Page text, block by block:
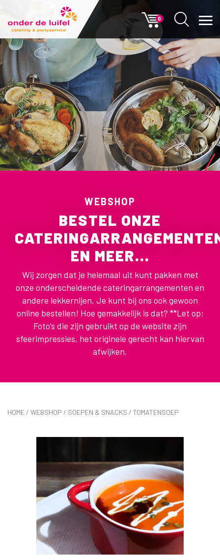
0
WEBSHOP
BESTEL ONZE
EN MEER...
Wij zorgen dat je helemaal uit kunt pakken met
onze onderscheidende cateringarrangementen en
andere lekkernijen. Je kunt bij ons ook gewoon
online bestellen! Hoe gemakkelijk is dat? **Let op:
Foto’s die zijn gebruikt op de website zijn
sfeerimpressies, het originele gerecht kan hiervan
afwijken.
HOME / WEBSHOP / SOEPEN & SNACKS / TOMATENSOEP